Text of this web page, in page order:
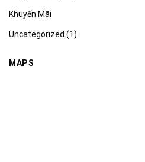
Khuyến Mãi
Uncategorized (1)
MAPS